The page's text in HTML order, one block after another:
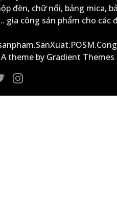
đèn, chữ nổi, bảng mica,
gia công sản phẩm cho các
theme by Gradient